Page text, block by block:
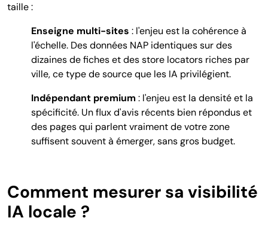
taille :
Enseigne multi-sites : l'enjeu est la cohérence à
l'échelle. Des données NAP identiques sur des
dizaines de fiches et des store locators riches par
ville, ce type de source que les IA privilégient.
Indépendant premium : l'enjeu est la densité et la
spécificité. Un flux d'avis récents bien répondus et
des pages qui parlent vraiment de votre zone
suffisent souvent à émerger, sans gros budget.
Comment mesurer sa visibilité
IA locale ?